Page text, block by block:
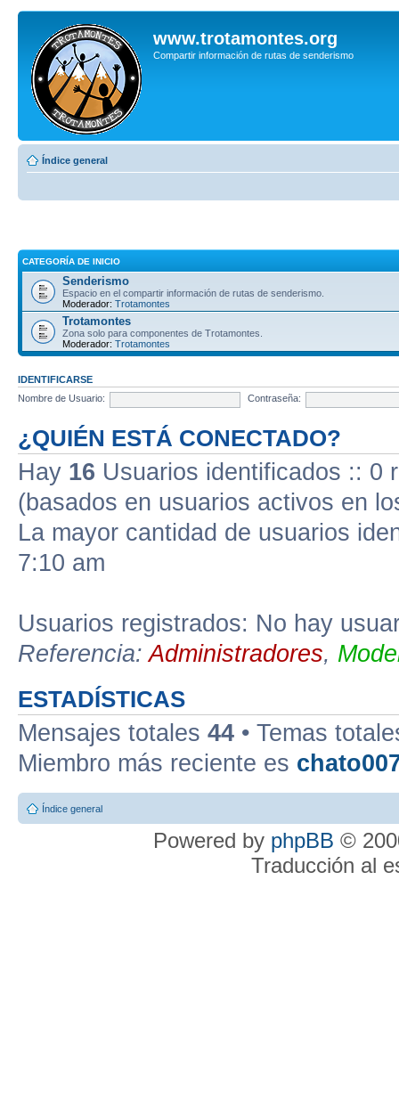
www.trotamontes.org
Compartir información de rutas de senderismo
Índice general
CATEGORÍA DE INICIO
Senderismo
Espacio en el compartir información de rutas de senderismo.
Moderador: Trotamontes
Trotamontes
Zona solo para componentes de Trotamontes.
Moderador: Trotamontes
IDENTIFICARSE
Nombre de Usuario:
Contraseña:
¿QUIÉN ESTÁ CONECTADO?
Hay 16 Usuarios identificados :: 0
(basados en usuarios activos en
La mayor cantidad de usuarios
7:10 am
Usuarios registrados: No hay
Referencia:Administradores,
ESTADÍSTICAS
Mensajes totales 44 • Temas
Miembro más reciente es
Índice general
Powered by phpBB ©
Traducción al